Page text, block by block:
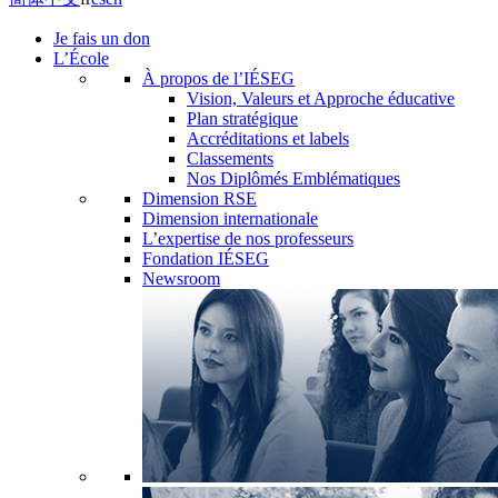
Je fais un don
L’École
À propos de l’IÉSEG
Vision, Valeurs et Approche éducative
Plan stratégique
Accréditations et labels
Classements
Nos Diplômés Emblématiques
Dimension RSE
Dimension internationale
L’expertise de nos professeurs
Fondation IÉSEG
Newsroom